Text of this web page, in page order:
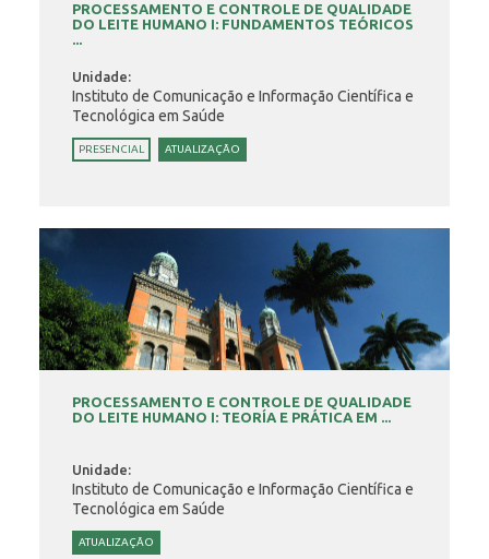
PROCESSAMENTO E CONTROLE DE QUALIDADE
DO LEITE HUMANO I: FUNDAMENTOS TEÓRICOS
...
Unidade:
Instituto de Comunicação e Informação Científica e
Tecnológica em Saúde
PRESENCIAL ATUALIZAÇÃO
PROCESSAMENTO E CONTROLE DE QUALIDADE
DO LEITE HUMANO I: TEORÍA E PRÁTICA EM ...
Unidade:
Instituto de Comunicação e Informação Científica e
Tecnológica em Saúde
ATUALIZAÇÃO